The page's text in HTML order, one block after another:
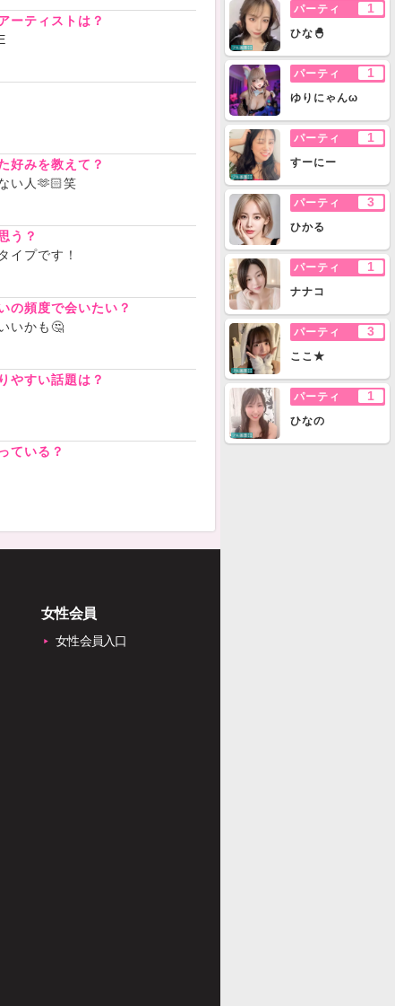
ーティストは？
好みを教えて？
い人🫶🏻笑
う？
イプです！
の頻度で会いたい？
いかも🤔
やすい話題は？
ている？
女性会員
女性会員入口
パーティ 1
ひな🐣
パーティ 1
ゆりにゃんω
パーティ 1
すーにー
パーティ 3
ひかる
パーティ 1
ナナコ
パーティ 3
ここ★
パーティ 1
ひなの